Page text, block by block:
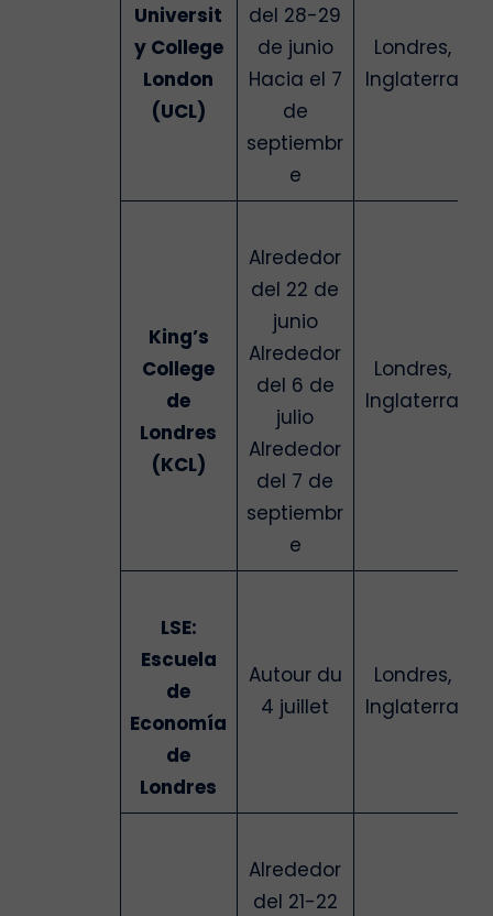
Universit
y College
London
(UCL)
del 28-29
de junio
Hacia el 7
de
septiembr
e
Londres,
Inglaterra
King’s
College
de
Londres
(KCL)
Alrededor
del 22 de
junio
Alrededor
del 6 de
julio
Alrededor
del 7 de
septiembr
e
Londres,
Inglaterra
LSE:
Escuela
de
Economía
de
Londres
Autour du
4 juillet
Londres,
Inglaterra
Alrededor
del 21-22